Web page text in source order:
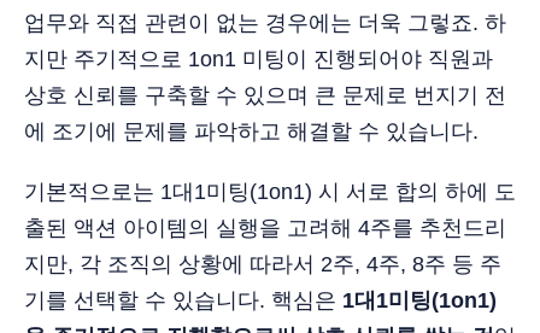
업무와 직접 관련이 없는 경우에는 더욱 그렇죠. 하
지만 주기적으로 1on1 미팅이 진행되어야 직원과
상호 신뢰를 구축할 수 있으며 큰 문제로 번지기 전
에 조기에 문제를 파악하고 해결할 수 있습니다.
기본적으로는 1대1미팅(1on1) 시 서로 합의 하에 도
출된 액션 아이템의 실행을 고려해 4주를 추천드리
지만, 각 조직의 상황에 따라서 2주, 4주, 8주 등 주
기를 선택할 수 있습니다. 핵심은 1대1미팅(1on1)